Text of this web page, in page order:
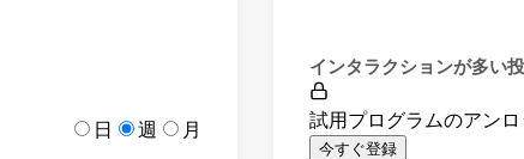
日 週 月
インタラクションが多い
試用プログラムのアンロ
今すぐ登録